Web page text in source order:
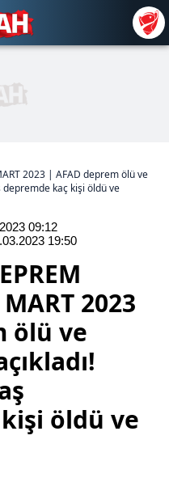
2023 | AFAD deprem ölü ve
depremde kaç kişi öldü ve
09:12
19:50
2023
ölü ve
öldü ve